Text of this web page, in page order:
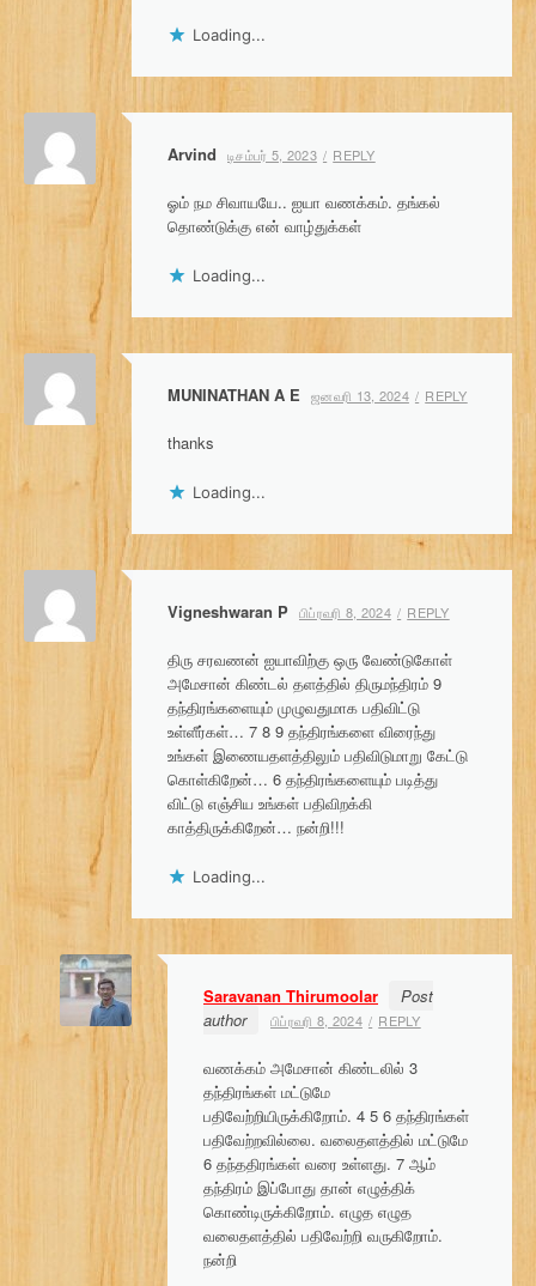
Loading...
Arvind டிசம்பர் 5, 2023 REPLY
ஓம் நம சிவாயயே.. ஐயா வணக்கம். தங்கல்
தொண்டுக்கு என் வாழ்துக்கள்
Loading...
MUNINATHAN A E ஜனவரி 13, 2024 REPLY
thanks
Loading...
Vigneshwaran P பிப்ரவரி 8, 2024 REPLY
திரு சரவணன் ஐயாவிற்கு ஒரு வேண்டுகோள்
அமேசான் கிண்டல் தளத்தில் திருமந்திரம் 9
தந்திரங்களையும் முழுவதுமாக பதிவிட்டு
உள்ளீர்கள்… 7 8 9 தந்திரங்களை விரைந்து
உங்கள் இணையதளத்திலும் பதிவிடுமாறு கேட்டு
கொள்கிறேன்… 6 தந்திரங்களையும் படித்து
விட்டு எஞ்சிய உங்கள் பதிவிறக்கி
காத்திருக்கிறேன்… நன்றி!!!
Loading...
Saravanan Thirumoolar
Post
author
பிப்ரவரி 8, 2024 REPLY
வணக்கம் அமேசான் கிண்டலில் 3
தந்திரங்கள் மட்டுமே
பதிவேற்றியிருக்கிறோம். 4 5 6 தந்திரங்கள்
பதிவேற்றவில்லை. வலைதளத்தில் மட்டுமே
6 தந்ததிரங்கள் வரை உள்ளது. 7 ஆம்
தந்திரம் இப்போது தான் எழுத்திக்
கொண்டிருக்கிறோம். எழுத எழுத
வலைதளத்தில் பதிவேற்றி வருகிறோம்.
நன்றி